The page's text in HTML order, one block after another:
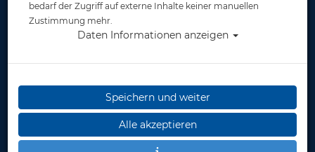
bedarf der Zugriff auf externe Inhalte keiner manuellen
Zustimmung mehr.
Daten Informationen anzeigen
Speichern und weiter
Alle akzeptieren